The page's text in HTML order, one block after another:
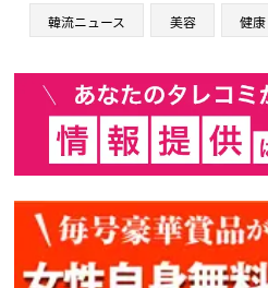
韓流ニュース 美容 健康